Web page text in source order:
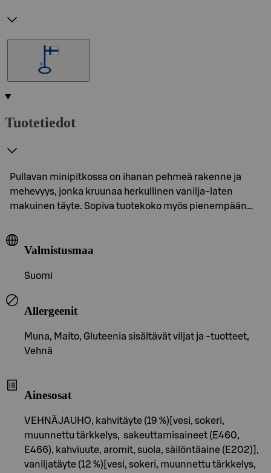
Tuotetiedot
Pullavan minipitkossa on ihanan pehmeä rakenne ja
mehevyys, jonka kruunaa herkullinen vanilja-laten
makuinen täyte. Sopiva tuotekoko myös pienempään…
Valmistusmaa
Suomi
Allergeenit
Muna, Maito, Gluteenia sisältävät viljat ja -tuotteet,
Vehnä
Ainesosat
VEHNÄJAUHO, kahvitäyte (19 %)[vesi, sokeri,
muunnettu tärkkelys, sakeuttamisaineet (E460,
E466), kahviuute, aromit, suola, säilöntäaine (E202)],
vaniljatäyte (12 %)[vesi, sokeri, muunnettu tärkkelys,